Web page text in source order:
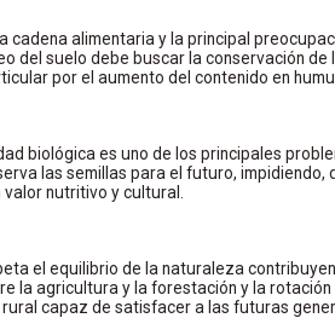
cadena alimentaria y la principal
del suelo debe buscar la conservación de
por el aumento del contenido en
biológica es uno de los principales
las semillas para el futuro, impidiendo,
nutritivo y cultural.
el equilibrio de la naturaleza
la agricultura y la forestación y la
capaz de satisfacer a las futuras